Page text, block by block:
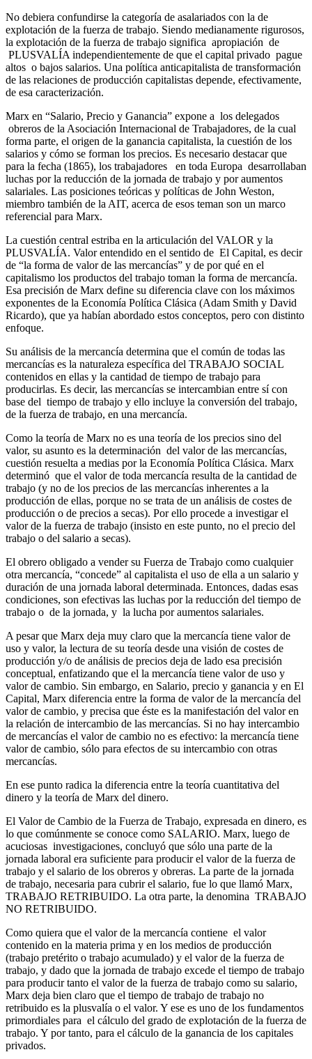
No debiera confundirse la categoría de asalariados con la de
explotación de la fuerza de trabajo. Siendo medianamente rigurosos,
la explotación de la fuerza de trabajo significa apropiación de
PLUSVALÍA independientemente de que el capital privado pague
altos o bajos salarios. Una política anticapitalista de transformación
de las relaciones de producción capitalistas depende, efectivamente,
de esa caracterización.
Marx en “Salario, Precio y Ganancia” expone a los delegados
obreros de la Asociación Internacional de Trabajadores, de la cual
forma parte, el origen de la ganancia capitalista, la cuestión de los
salarios y cómo se forman los precios. Es necesario destacar que
para la fecha (1865), los trabajadores en toda Europa desarrollaban
luchas por la reducción de la jornada de trabajo y por aumentos
salariales. Las posiciones teóricas y políticas de John Weston,
miembro también de la AIT, acerca de esos teman son un marco
referencial para Marx.
La cuestión central estriba en la articulación del VALOR y la
PLUSVALÍA. Valor entendido en el sentido de El Capital, es decir
de “la forma de valor de las mercancías” y de por qué en el
capitalismo los productos del trabajo toman la forma de mercancía.
Esa precisión de Marx define su diferencia clave con los máximos
exponentes de la Economía Política Clásica (Adam Smith y David
Ricardo), que ya habían abordado estos conceptos, pero con distinto
enfoque.
Su análisis de la mercancía determina que el común de todas las
mercancías es la naturaleza específica del TRABAJO SOCIAL
contenidos en ellas y la cantidad de tiempo de trabajo para
producirlas. Es decir, las mercancías se intercambian entre sí con
base del tiempo de trabajo y ello incluye la conversión del trabajo,
de la fuerza de trabajo, en una mercancía.
Como la teoría de Marx no es una teoría de los precios sino del
valor, su asunto es la determinación del valor de las mercancías,
cuestión resuelta a medias por la Economía Política Clásica. Marx
determinó que el valor de toda mercancía resulta de la cantidad de
trabajo (y no de los precios de las mercancías inherentes a la
producción de ellas, porque no se trata de un análisis de costes de
producción o de precios a secas). Por ello procede a investigar el
valor de la fuerza de trabajo (insisto en este punto, no el precio del
trabajo o del salario a secas).
El obrero obligado a vender su Fuerza de Trabajo como cualquier
otra mercancía, “concede” al capitalista el uso de ella a un salario y
duración de una jornada laboral determinada. Entonces, dadas esas
condiciones, son efectivas las luchas por la reducción del tiempo de
trabajo o de la jornada, y la lucha por aumentos salariales.
A pesar que Marx deja muy claro que la mercancía tiene valor de
uso y valor, la lectura de su teoría desde una visión de costes de
producción y/o de análisis de precios deja de lado esa precisión
conceptual, enfatizando que el la mercancía tiene valor de uso y
valor de cambio. Sin embargo, en Salario, precio y ganancia y en El
Capital, Marx diferencia entre la forma de valor de la mercancía del
valor de cambio, y precisa que éste es la manifestación del valor en
la relación de intercambio de las mercancías. Si no hay intercambio
de mercancías el valor de cambio no es efectivo: la mercancía tiene
valor de cambio, sólo para efectos de su intercambio con otras
mercancías.
En ese punto radica la diferencia entre la teoría cuantitativa del
dinero y la teoría de Marx del dinero.
El Valor de Cambio de la Fuerza de Trabajo, expresada en dinero, es
lo que comúnmente se conoce como SALARIO. Marx, luego de
acuciosas investigaciones, concluyó que sólo una parte de la
jornada laboral era suficiente para producir el valor de la fuerza de
trabajo y el salario de los obreros y obreras. La parte de la jornada
de trabajo, necesaria para cubrir el salario, fue lo que llamó Marx,
TRABAJO RETRIBUIDO. La otra parte, la denomina TRABAJO
NO RETRIBUIDO.
Como quiera que el valor de la mercancía contiene el valor
contenido en la materia prima y en los medios de producción
(trabajo pretérito o trabajo acumulado) y el valor de la fuerza de
trabajo, y dado que la jornada de trabajo excede el tiempo de trabajo
para producir tanto el valor de la fuerza de trabajo como su salario,
Marx deja bien claro que el tiempo de trabajo de trabajo no
retribuido es la plusvalía o el valor. Y ese es uno de los fundamentos
primordiales para el cálculo del grado de explotación de la fuerza de
trabajo. Y por tanto, para el cálculo de la ganancia de los capitales
privados.